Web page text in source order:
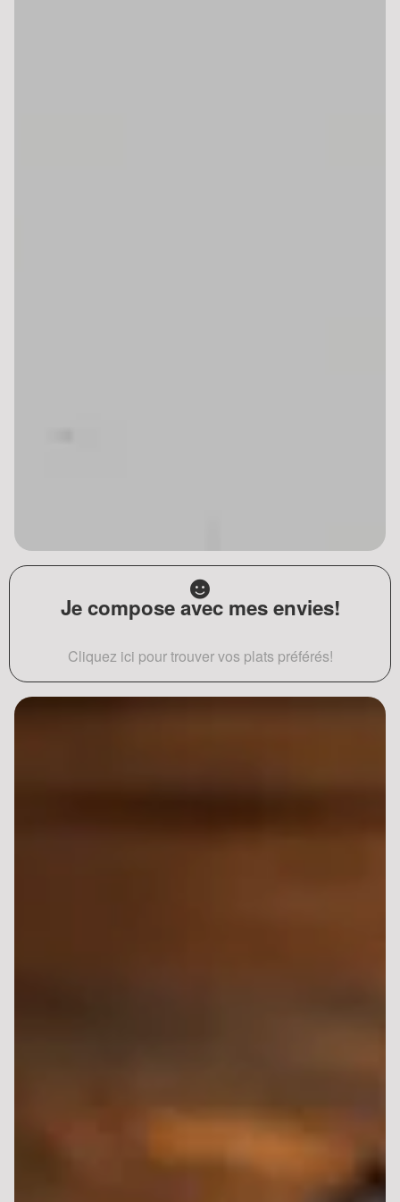
Je compose avec mes envies!
Cliquez ici pour trouver vos plats préférés!